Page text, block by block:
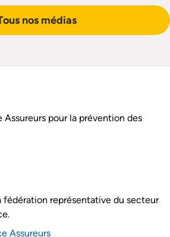
nos médias
:
Assureurs pour la prévention des
fédération représentative du secteur
Assureurs